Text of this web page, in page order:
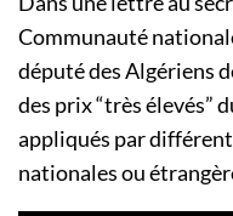
Communauté
député des Algériens
des prix “très élevés”
appliqués par
nationales ou